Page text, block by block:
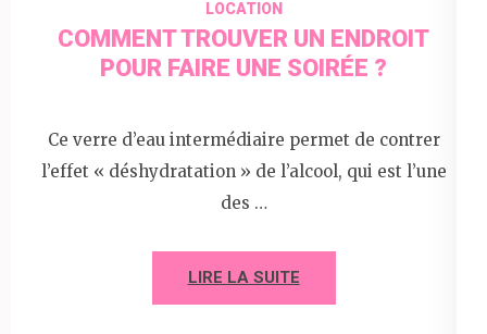
LOCATION
COMMENT TROUVER UN ENDROIT
POUR FAIRE UNE SOIRÉE ?
Ce verre d’eau intermédiaire permet de contrer
l’effet « déshydratation » de l’alcool, qui est l’une
des …
LIRE LA SUITE